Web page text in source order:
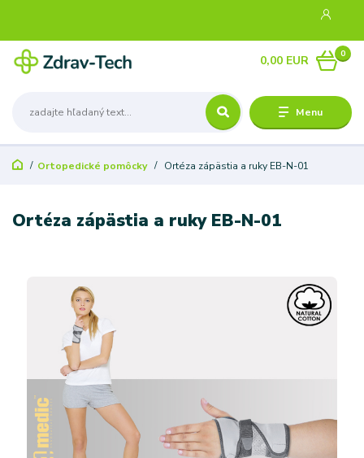
Menu
0
0,00 EUR
Ortopedické pomôcky Ortéza zápästia a ruky EB-N-01
Ortéza zápästia a ruky EB-N-01